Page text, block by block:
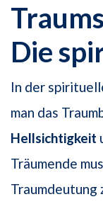
Die
In der
man das
Hellsichtigkeit
Träumende
Traumdeutung